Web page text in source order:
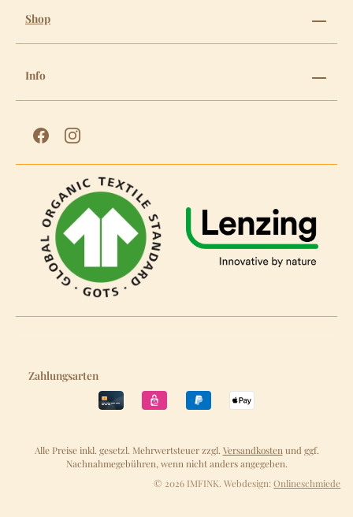
Shop
Info
Zahlungsarten
Alle Preise inkl. gesetzl. Mehrwertsteuer zzgl. Versandkosten und ggf.
Nachnahmegebühren, wenn nicht anders angegeben.
© 2026 IMFINK. Webdesign:Onlineschmiede